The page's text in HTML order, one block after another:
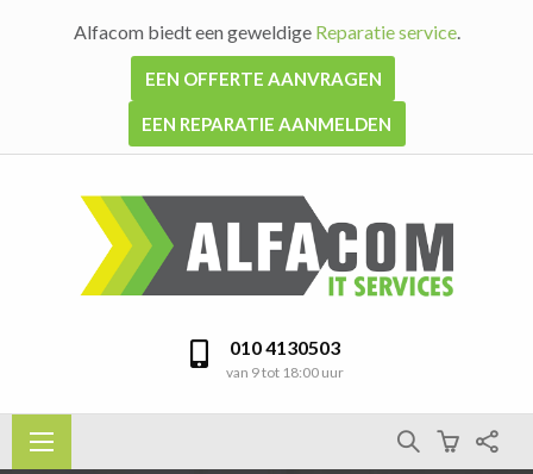
Alfacom biedt een geweldige Reparatie service.
EEN OFFERTE AANVRAGEN
EEN REPARATIE AANMELDEN
010 4130503
van 9 tot 18:00 uur